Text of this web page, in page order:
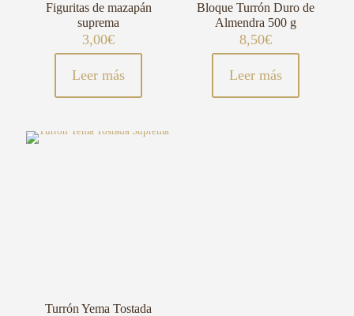
Figuritas de mazapán
suprema
3,00€
Leer más
Bloque Turrón Duro de
Almendra 500 g
8,50€
Leer más
Turrón Yema Tostada